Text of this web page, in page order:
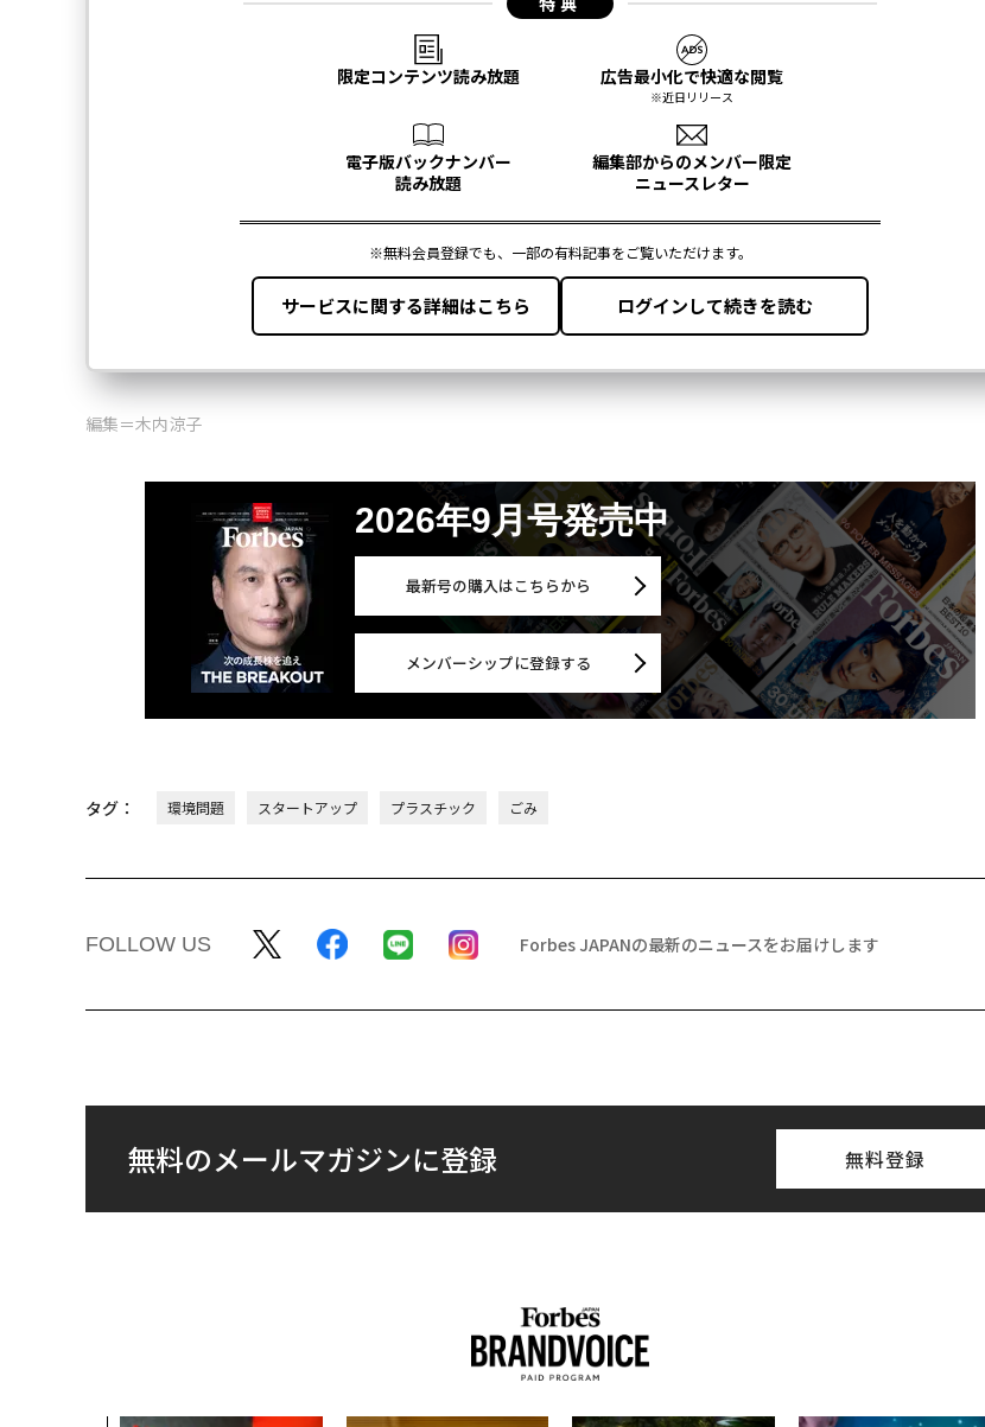
編集＝木内涼子
2026年9月号発売中
最新号の購入はこちらから
メンバーシップに登録する
タグ： 環境問題 スタートアップ プラスチック ごみ
FOLLOW US Forbes JAPANの最新のニュースをお届けします
無料のメールマガジンに登録 無料登録